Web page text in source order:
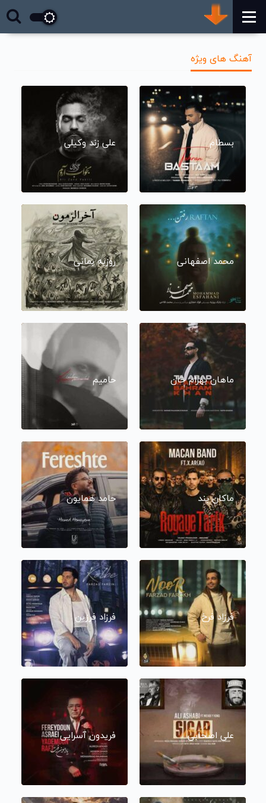
آهنگ های ویژه
بسطام علی زند وکیلی
محمد اصفهانی روزبه بمانی
ماهان بهرام خان حامیم
ماکان بند حامد همایون
فرزاد فرخ فرزاد فرزین
علی اصحابی فریدون آسرایی